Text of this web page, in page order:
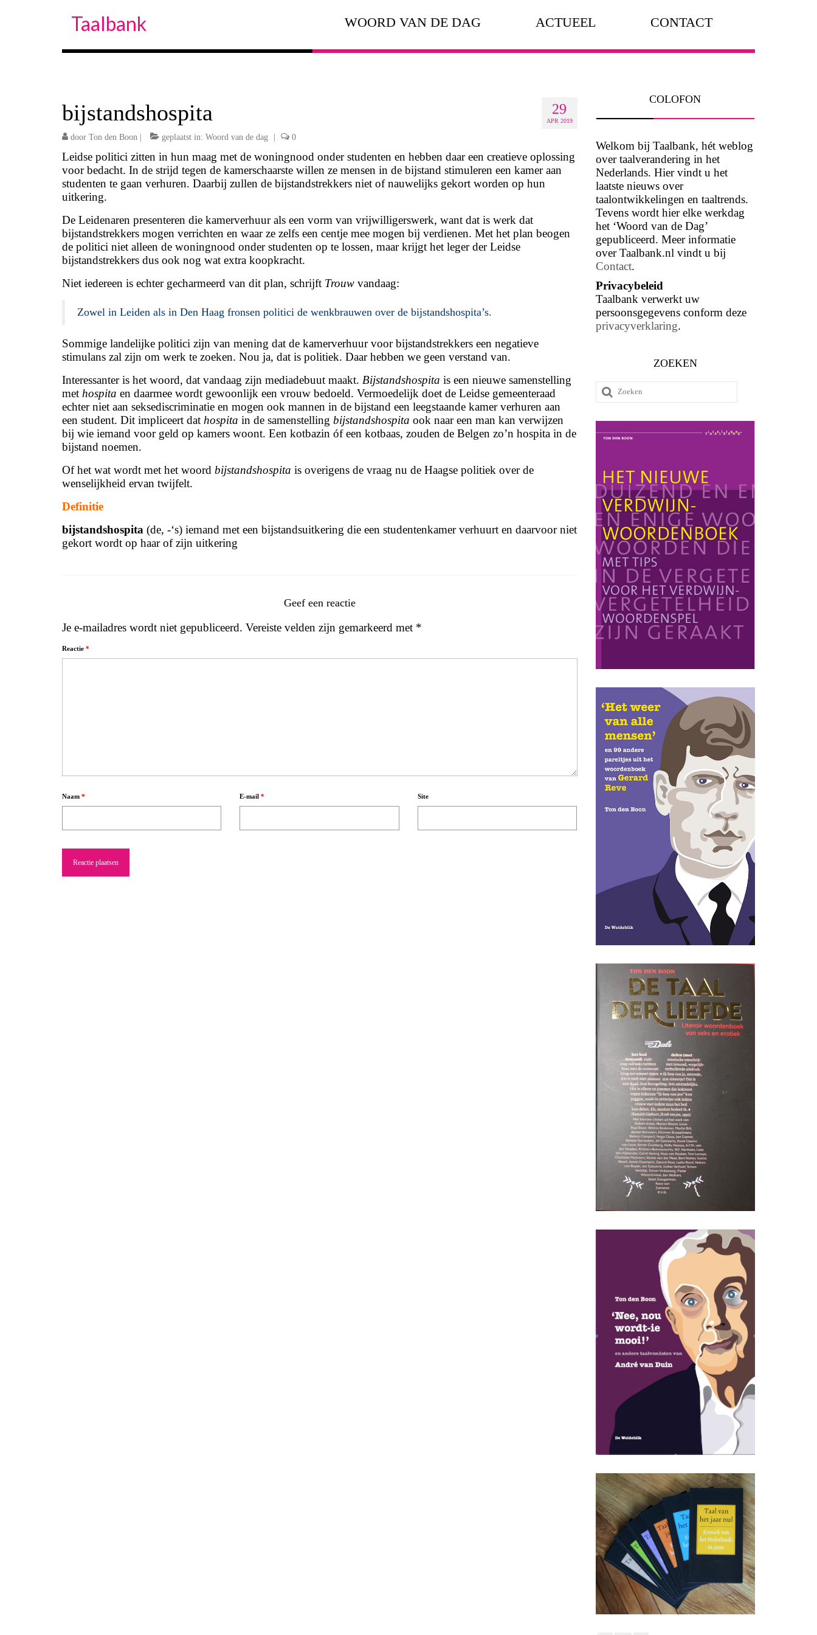
Taalbank WOORD VAN DE DAG ACTUEEL CONTACT
29
APR 2019
bijstandshospita
door Ton den Boon geplaatst in: Woord van de dag 0
Leidse politici zitten in hun maag met de woningnood onder studenten en hebben daar een creatieve oplossing
voor bedacht. In de strijd tegen de kamerschaarste willen ze mensen in de bijstand stimuleren een kamer aan
studenten te gaan verhuren. Daarbij zullen de bijstandstrekkers niet of nauwelijks gekort worden op hun
uitkering.
De Leidenaren presenteren die kamerverhuur als een vorm van vrijwilligerswerk, want dat is werk dat
bijstandstrekkers mogen verrichten en waar ze zelfs een centje mee mogen bij verdienen. Met het plan beogen
de politici niet alleen de woningnood onder studenten op te lossen, maar krijgt het leger der Leidse
bijstandstrekkers dus ook nog wat extra koopkracht.
Niet iedereen is echter gecharmeerd van dit plan, schrijft Trouw vandaag:
Zowel in Leiden als in Den Haag fronsen politici de wenkbrauwen over de bijstandshospita’s.
Sommige landelijke politici zijn van mening dat de kamerverhuur voor bijstandstrekkers een negatieve
stimulans zal zijn om werk te zoeken. Nou ja, dat is politiek. Daar hebben we geen verstand van.
Interessanter is het woord, dat vandaag zijn mediadebuut maakt. Bijstandshospita is een nieuwe samenstelling
met hospita en daarmee wordt gewoonlijk een vrouw bedoeld. Vermoedelijk doet de Leidse gemeenteraad
echter niet aan seksediscriminatie en mogen ook mannen in de bijstand een leegstaande kamer verhuren aan
een student. Dit impliceert dat hospita in de samenstelling bijstandshospita ook naar een man kan verwijzen
bij wie iemand voor geld op ka­mers woont. Een kotbazin óf een kotbaas, zouden de Belgen zo’n hospita in de
bijstand noemen.
Of het wat wordt met het woord bijstandshospita is overigens de vraag nu de Haagse politiek over de
wenselijkheid ervan twijfelt.
Definitie
bijstandshospita (de, -‘s) iemand met een bijstandsuitkering die een studentenkamer verhuurt en daarvoor niet
gekort wordt op haar of zijn uitkering
Geef een reactie
Je e-mailadres wordt niet gepubliceerd. Vereiste velden zijn gemarkeerd met *
Reactie *
Naam * E-mail* Site
COLOFON
Welkom bij Taalbank, hét weblog
over taalverandering in het
Nederlands. Hier vindt u het
laatste nieuws over
taalontwikkelingen en taaltrends.
Tevens wordt hier elke werkdag
het ‘Woord van de Dag’
gepubliceerd. Meer informatie
over Taalbank.nl vindt u bij
Contact.
Privacybeleid
Taalbank verwerkt uw
persoonsgegevens conform deze
privacyverklaring.
ZOEKEN
Zoeken
naar: